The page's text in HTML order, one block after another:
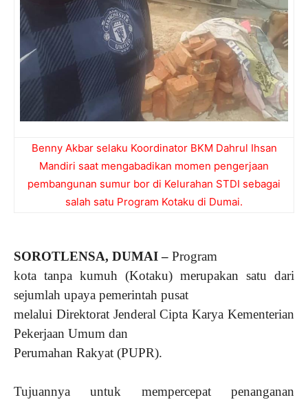
Benny Akbar selaku Koordinator BKM Dahrul Ihsan
Mandiri saat mengabadikan momen pengerjaan
pembangunan sumur bor di Kelurahan STDI sebagai
salah satu Program Kotaku di Dumai.
SOROTLENSA, DUMAI – Program
kota tanpa kumuh (Kotaku) merupakan satu dari
sejumlah upaya pemerintah pusat
melalui Direktorat Jenderal Cipta Karya Kementerian
Pekerjaan Umum dan
Perumahan Rakyat (PUPR).
Tujuannya untuk mempercepat penanganan